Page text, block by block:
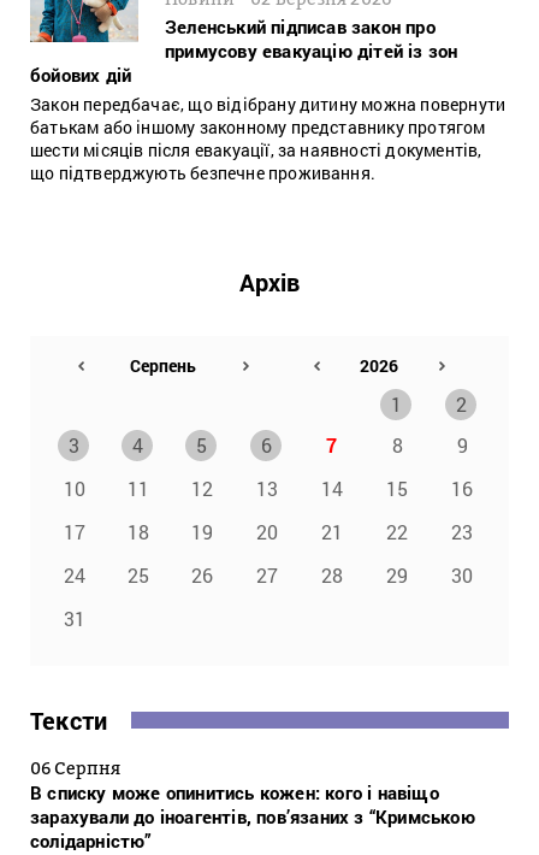
Зеленський підписав закон про
примусову евакуацію дітей із зон
бойових дій
Закон передбачає, що відібрану дитину можна повернути
батькам або іншому законному представнику протягом
шести місяців після евакуації, за наявності документів,
що підтверджують безпечне проживання.
Архів
1
2
3
4 5 6 7 8
9
10
11 12 13 14 15
16
17
18 19 20 21 22
23
24
25 26 27 28 29
30
31
Тексти
06 Серпня
В списку може опинитись кожен: кого і навіщо
зарахували до іноагентів, пов’язаних з “Кримською
солідарністю”